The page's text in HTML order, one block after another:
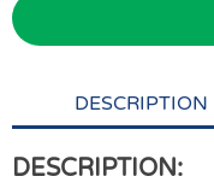
DESCRIPTION
DESCRIPTION: